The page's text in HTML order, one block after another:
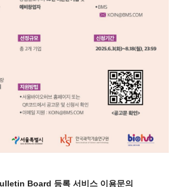
Board 등록 서비스 이용문의